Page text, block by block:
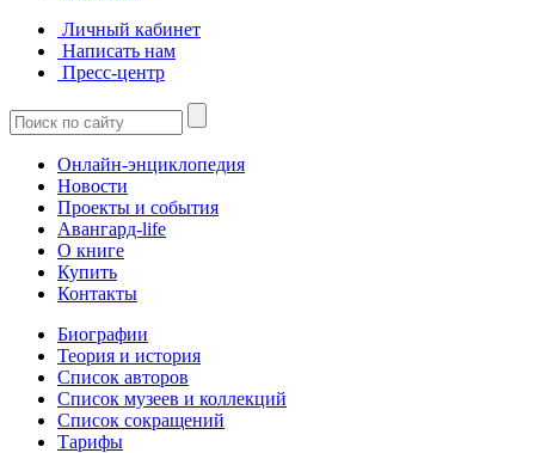
Личный кабинет
Написать нам
Пресс-центр
Онлайн-энциклопедия
Новости
Проекты и события
Авангард-life
О книге
Купить
Контакты
Биографии
Теория и история
Список авторов
Список музеев и коллекций
Список сокращений
Тарифы